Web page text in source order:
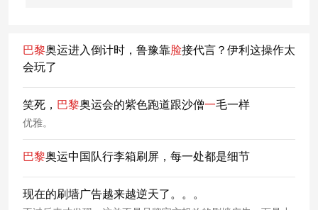
巴黎奥运进入倒计时，鲁豫靠脸接代言？伊利这操作太
会玩了
笑死， 巴黎奥运会的紫色跑道跟沙僧一毛一样
优雅。
巴黎奥运中国队行李箱刷屏，每一处都是细节
现在的刷墙广告越来越逆天了。。。